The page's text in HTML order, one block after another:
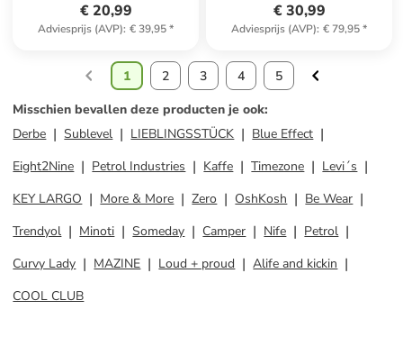
€ 20,99
Adviesprijs (AVP): € 39,95*
€ 30,99
Adviesprijs (AVP): € 79,95*
1 2 3 4
5
Misschien bevallen deze producten je ook:
Derbe
Sublevel LIEBLINGSSTÜCK
Blue Effect
Eight2Nine
Petrol Industries Kaffe Timezone
Levi´s
KEY LARGO
More & More Zero OshKosh
Be Wear
Trendyol
Minoti Someday Camper Nife
Petrol
Curvy Lady
MAZINE Loud + proud
Alife and kickin
COOL CLUB